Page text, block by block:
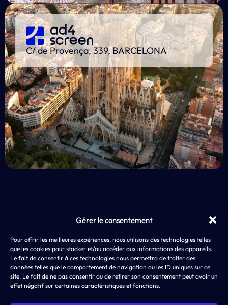
Gérer le consentement
Pour offrir les meilleures expériences, nous utilisons des technologies telles
que les cookies pour stocker et/ou accéder aux informations des appareils.
Le fait de consentir à ces technologies nous permettra de traiter des
données telles que le comportement de navigation ou les ID uniques sur ce
site. Le fait de ne pas consentir ou de retirer son consentement peut avoir un
effet négatif sur certaines caractéristiques et fonctions.
C/ de Provença, 339, BARCELONA
AD4SCREEN
8 rue de Choiseul
75002 PARIS
App
SEA